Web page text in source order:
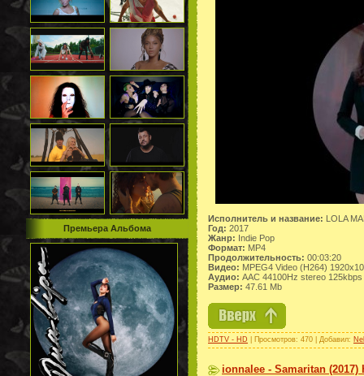
Премьера Альбома
Исполнитель и название: LOLA
Год: 2017
Жанр: Indie Pop
Формат: MP4
Продолжительность: 00:03:20
Видео: MPEG4 Video (H264)
Аудио: AAC 44100Hz stereo 125kbps
Размер: 47.61 Mb
HDTV - HD | Просмотров: 470 | Добавил:
ionnalee - Samaritan (2017)